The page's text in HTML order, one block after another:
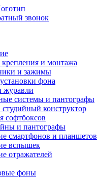
звонок
и монтажа
и зажимы
фона
журавли
системы и пантографы
конструктор
софтбоксов
и пантографы
смартфонов и планшетов
вспышек
отражателей
фоны